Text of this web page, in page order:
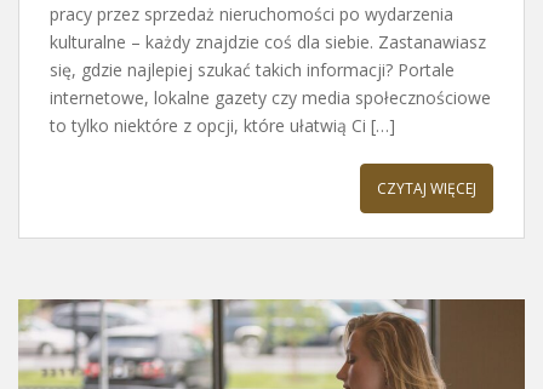
pracy przez sprzedaż nieruchomości po wydarzenia
kulturalne – każdy znajdzie coś dla siebie. Zastanawiasz
się, gdzie najlepiej szukać takich informacji? Portale
internetowe, lokalne gazety czy media społecznościowe
to tylko niektóre z opcji, które ułatwią Ci […]
CZYTAJ WIĘCEJ